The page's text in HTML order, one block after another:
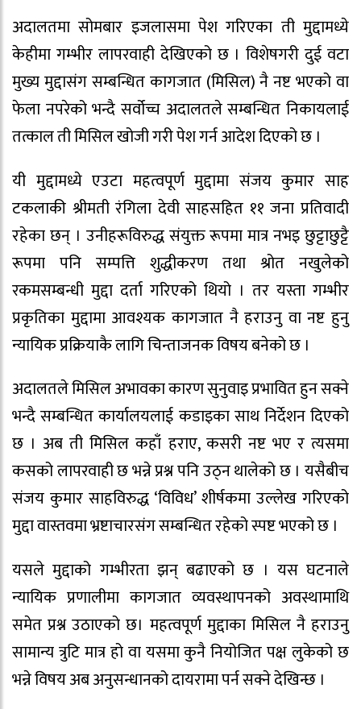
अदालतमा सोमबार इजलासमा पेश गरिएका ती मुद्दामध्ये
केहीमा गम्भीर लापरवाही देखिएको छ । विशेषगरी दुई वटा
मुख्य मुद्दासंग सम्बन्धित कागजात (मिसिल) नै नष्ट भएको वा
फेला नपरेको भन्दै सर्वोच्च अदालतले सम्बन्धित निकायलाई
तत्काल ती मिसिल खोजी गरी पेश गर्न आदेश दिएको छ ।
यी मुद्दामध्ये एउटा महत्वपूर्ण मुद्दामा संजय कुमार साह
टकलाकी श्रीमती रंगिला देवी साहसहित ११ जना प्रतिवादी
रहेका छन् । उनीहरूविरुद्ध संयुक्त रूपमा मात्र नभइ छुट्टाछुट्टै
रूपमा पनि सम्पत्ति शुद्धीकरण तथा श्रोत नखुलेको
रकमसम्बन्धी मुद्दा दर्ता गरिएको थियो । तर यस्ता गम्भीर
प्रकृतिका मुद्दामा आवश्यक कागजात नै हराउनु वा नष्ट हुनु
न्यायिक प्रक्रियाकै लागि चिन्ताजनक विषय बनेको छ ।
अदालतले मिसिल अभावका कारण सुनुवाइ प्रभावित हुन सक्ने
भन्दै सम्बन्धित कार्यालयलाई कडाइका साथ निर्देशन दिएको
छ । अब ती मिसिल कहाँ हराए, कसरी नष्ट भए र त्यसमा
कसको लापरवाही छ भन्ने प्रश्न पनि उठ्न थालेको छ । यसैबीच
संजय कुमार साहविरुद्ध ‘विविध’ शीर्षकमा उल्लेख गरिएको
मुद्दा वास्तवमा भ्रष्टाचारसंग सम्बन्धित रहेको स्पष्ट भएको छ ।
यसले मुद्दाको गम्भीरता झन् बढाएको छ । यस घटनाले
न्यायिक प्रणालीमा कागजात व्यवस्थापनको अवस्थामाथि
समेत प्रश्न उठाएको छ। महत्वपूर्ण मुद्दाका मिसिल नै हराउनु
सामान्य त्रुटि मात्र हो वा यसमा कुनै नियोजित पक्ष लुकेको छ
भन्ने विषय अब अनुसन्धानको दायरामा पर्न सक्ने देखिन्छ ।